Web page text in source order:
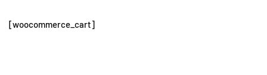
[woocommerce_cart]